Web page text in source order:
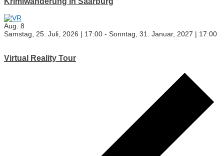
Aug. 8
Samstag, 25. Juli, 2026 | 17:00 - Sonntag, 31. Januar, 2027 | 17:00
Virtual Reality Tour